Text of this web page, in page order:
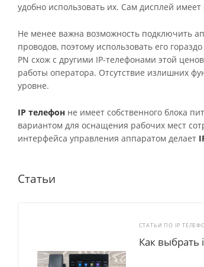
удобно использовать их. Сам дисплей
Не менее важна возможность подключить
проводов, поэтому использовать его
PN схож с другими IP-телефонами этой
работы оператора. Отсутствие излишних
уровне.
IP телефон не имеет собственного блока
вариантом для оснащения рабочих мест
интерфейса управления аппаратом делает
Статьи
СТАТЬИ ПО IP
Как выбрать